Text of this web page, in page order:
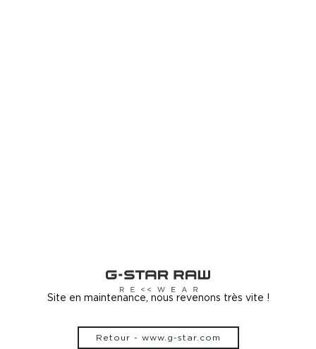
Site en maintenance, nous revenons très vite !
Retour - www.g-star.com